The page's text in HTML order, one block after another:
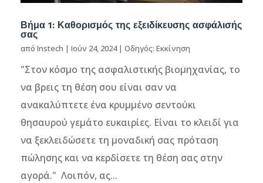
Βήμα 1: Καθορισμός της εξειδίκευσης ασφάλισής
σας
από Instech | Ιούν 24, 2024| Οδηγός: Εκκίνηση
"Στον κόσμο της ασφαλιστικής βιομηχανίας, το
να βρεις τη θέση σου είναι σαν να
ανακαλύπτετε ένα κρυμμένο σεντούκι
θησαυρού γεμάτο ευκαιρίες. Είναι το κλειδί για
να ξεκλειδώσετε τη μοναδική σας πρόταση
πώλησης και να κερδίσετε τη θέση σας στην
αγορά." Λοιπόν, ας...